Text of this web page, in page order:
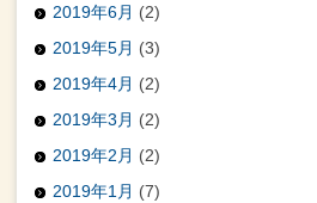
2019年6月 (2)
2019年5月 (3)
2019年4月 (2)
2019年3月 (2)
2019年2月 (2)
2019年1月 (7)